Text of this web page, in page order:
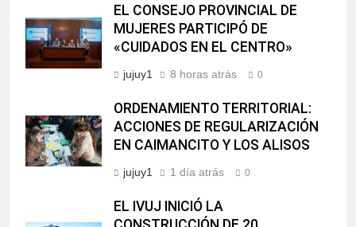
EL CONSEJO PROVINCIAL DE
MUJERES PARTICIPÓ DE
«CUIDADOS EN EL CENTRO»
jujuy1 8 horas atrás 0
ORDENAMIENTO TERRITORIAL:
ACCIONES DE REGULARIZACIÓN
EN CAIMANCITO Y LOS ALISOS
jujuy1 1 día atrás 0
EL IVUJ INICIÓ LA